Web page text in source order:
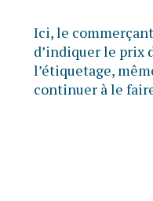
Ici, le
d’indiquer le prix
l’étiquetage,
continuer à le